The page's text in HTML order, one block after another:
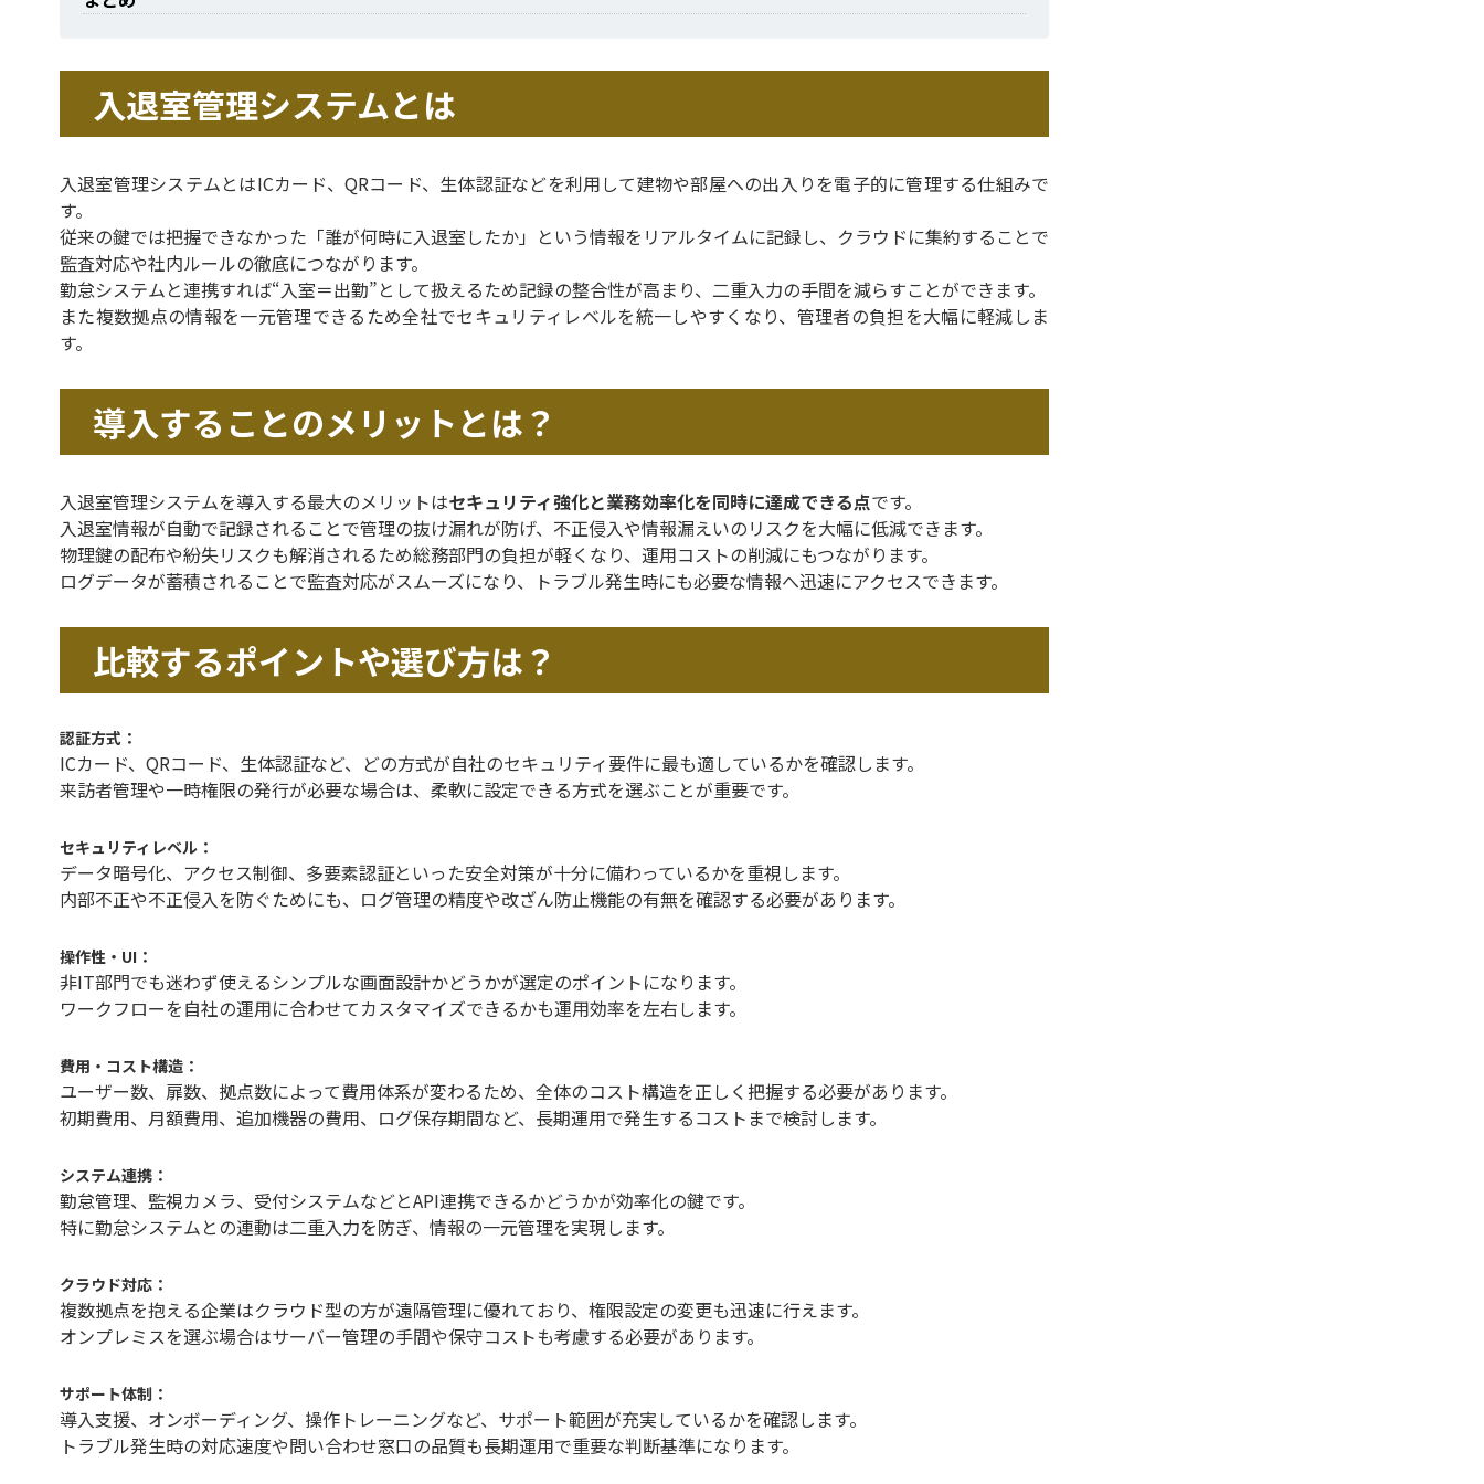
入退室管理システムとは
入退室管理システムとはICカード、QRコード、生体認証などを利用して建物や部屋への出入りを電子的に管理する仕組みで
す。
従来の鍵では把握できなかった「誰が何時に入退室したか」という情報をリアルタイムに記録し、クラウドに集約することで
監査対応や社内ルールの徹底につながります。
勤怠システムと連携すれば“入室＝出勤”として扱えるため記録の整合性が高まり、二重入力の手間を減らすことができます。
また複数拠点の情報を一元管理できるため全社でセキュリティレベルを統一しやすくなり、管理者の負担を大幅に軽減しま
す。
導入することのメリットとは？
入退室管理システムを導入する最大のメリットはセキュリティ強化と業務効率化を同時に達成できる点です。
入退室情報が自動で記録されることで管理の抜け漏れが防げ、不正侵入や情報漏えいのリスクを大幅に低減できます。
物理鍵の配布や紛失リスクも解消されるため総務部門の負担が軽くなり、運用コストの削減にもつながります。
ログデータが蓄積されることで監査対応がスムーズになり、トラブル発生時にも必要な情報へ迅速にアクセスできます。
比較するポイントや選び方は？
認証方式：
ICカード、QRコード、生体認証など、どの方式が自社のセキュリティ要件に最も適しているかを確認します。
来訪者管理や一時権限の発行が必要な場合は、柔軟に設定できる方式を選ぶことが重要です。
セキュリティレベル：
データ暗号化、アクセス制御、多要素認証といった安全対策が十分に備わっているかを重視します。
内部不正や不正侵入を防ぐためにも、ログ管理の精度や改ざん防止機能の有無を確認する必要があります。
操作性・UI：
非IT部門でも迷わず使えるシンプルな画面設計かどうかが選定のポイントになります。
ワークフローを自社の運用に合わせてカスタマイズできるかも運用効率を左右します。
費用・コスト構造：
ユーザー数、扉数、拠点数によって費用体系が変わるため、全体のコスト構造を正しく把握する必要があります。
初期費用、月額費用、追加機器の費用、ログ保存期間など、長期運用で発生するコストまで検討します。
システム連携：
勤怠管理、監視カメラ、受付システムなどとAPI連携できるかどうかが効率化の鍵です。
特に勤怠システムとの連動は二重入力を防ぎ、情報の一元管理を実現します。
クラウド対応：
複数拠点を抱える企業はクラウド型の方が遠隔管理に優れており、権限設定の変更も迅速に行えます。
オンプレミスを選ぶ場合はサーバー管理の手間や保守コストも考慮する必要があります。
サポート体制：
導入支援、オンボーディング、操作トレーニングなど、サポート範囲が充実しているかを確認します。
トラブル発生時の対応速度や問い合わせ窓口の品質も長期運用で重要な判断基準になります。